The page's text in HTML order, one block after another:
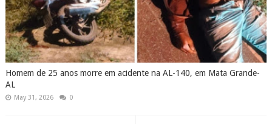
Homem de 25 anos morre em acidente na AL-140, em Mata Grande-
AL
May 31, 2026 0